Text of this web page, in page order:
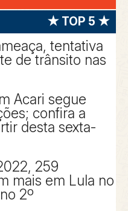
★ TOP 5 ★
tentativa
de trânsito nas
Acari segue
confira a
desta sexta-
259
mais em Lula no
2º